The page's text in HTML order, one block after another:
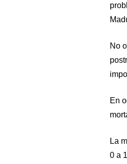
No
En
La
0 a